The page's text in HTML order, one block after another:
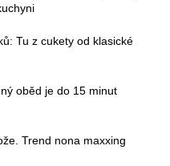
Tu z cukety od klasické
oběd je do 15 minut
Trend nona maxxing